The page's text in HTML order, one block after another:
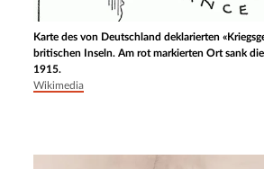
Karte des von Deutschland deklarierten
britischen Inseln. Am rot markierten Ort sank
1915.
Wikimedia